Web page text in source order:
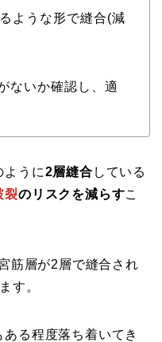
ような形で縫合(減
ないか確認し、適
ように2層縫合 している
裂のリスクを減らすこ
筋層が2層で縫合され
す。
る程度落ち着いてき